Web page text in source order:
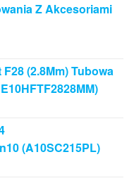
Z Akcesoriami
(2.8Mm) Tubowa
(A10SC215PL)